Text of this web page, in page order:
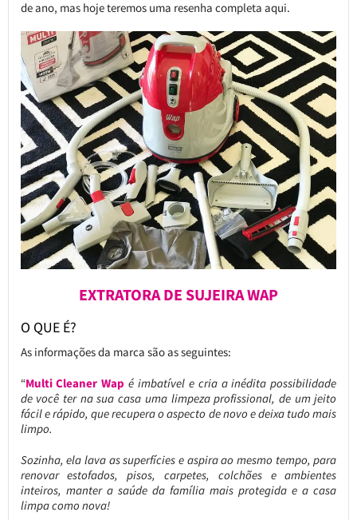
de ano, mas hoje teremos uma resenha completa aqui.
EXTRATORA DE SUJEIRA WAP
O QUE É?
As informações da marca são as seguintes:
“Multi Cleaner Wap é imbatível e cria a inédita possibilidade
de você ter na sua casa uma limpeza profissional, de um jeito
fácil e rápido, que recupera o aspecto de novo e deixa tudo mais
limpo.
Sozinha, ela lava as superfícies e aspira ao mesmo tempo, para
renovar estofados, pisos, carpetes, colchões e ambientes
inteiros, manter a saúde da família mais protegida e a casa
limpa como nova!